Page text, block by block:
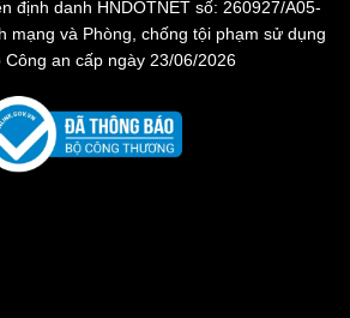
định danh HNDOTNET số: 260927/A05-
mạng và Phòng, chống tội phạm sử dụng
an cấp ngày 23/06/2026